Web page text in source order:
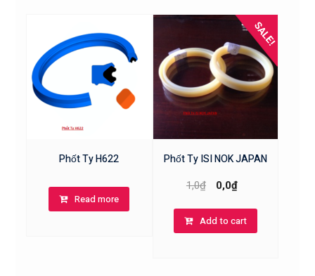
Phốt Ty H622
Read more
SALE!
Phốt Ty ISI NOK JAPAN
1,0₫ 0,0₫
Add to cart